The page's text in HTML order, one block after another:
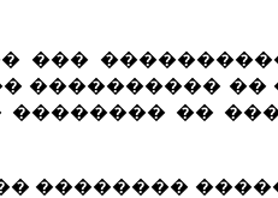
���
���������� ��
��
��������